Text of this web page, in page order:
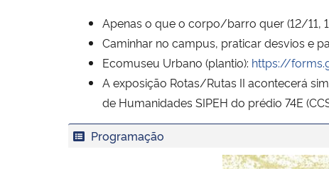
Apenas o que o corpo/barro quer (12/11,
Caminhar no campus, praticar desvios e
Ecomuseu Urbano (plantio): https://
A exposição Rotas/Rutas II acontecerá
de Humanidades SIPEH do prédio 74E
Programação